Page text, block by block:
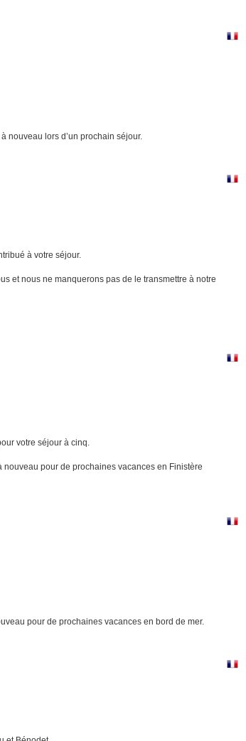
nouveau lors d’un prochain séjour.
à votre séjour.
et nous ne manquerons pas de le transmettre à notre
votre séjour à cinq.
pour de prochaines vacances en Finistère
pour de prochaines vacances en bord de mer.